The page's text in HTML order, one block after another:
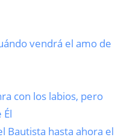
vendrá el amo de
con los labios, pero
Él
Bautista hasta ahora el